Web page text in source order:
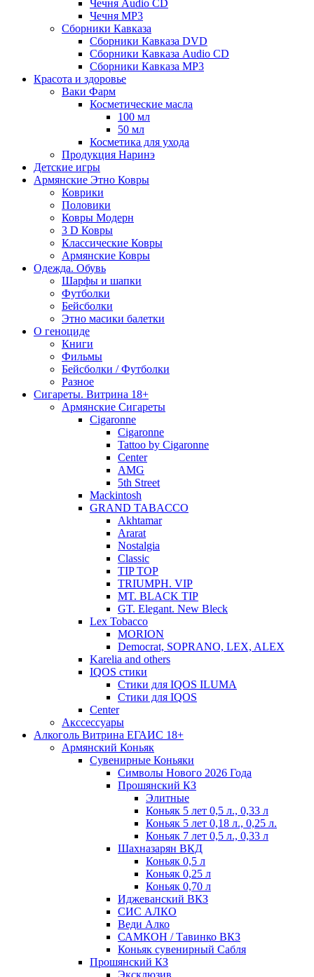
Чечня Audio CD
Чечня MP3
Сборники Кавказа
Сборники Кавказа DVD
Сборники Кавказа Audio CD
Сборники Кавказа MP3
Красота и здоровье
Ваки Фарм
Косметические масла
100 мл
50 мл
Косметика для ухода
Продукция Наринэ
Детские игры
Армянские Этно Ковры
Коврики
Половики
Ковры Модерн
3 D Ковры
Классические Ковры
Армянские Ковры
Одежда. Обувь
Шарфы и шапки
Футболки
Бейсболки
Этно масики балетки
О геноциде
Книги
Фильмы
Бейсболки / Футболки
Разное
Сигареты. Витрина 18+
Армянские Сигареты
Cigaronne
Cigaronne
Tattoo by Cigaronne
Center
AMG
5th Street
Mackintosh
GRAND TABACCO
Akhtamar
Ararat
Nostalgia
Classic
TIP TOP
TRIUMPH. VIP
MT. BLACK TIP
GT. Elegant. New Bleck
Lex Tobacco
MORION
Democrat, SOPRANO, LEX, ALEX
Karelia and others
IQOS стики
Стики для IQOS ILUMA
Стики для IQOS
Сenter
Акссессуары
Алкоголь Витрина ЕГАИС 18+
Армянский Коньяк
Сувенирные Коньяки
Символы Нового 2026 Года
Прошянский КЗ
Элитные
Коньяк 5 лет 0,5 л., 0,33 л
Коньяк 5 лет 0,18 л., 0,25 л.
Коньяк 7 лет 0,5 л., 0,33 л
Шахназарян ВКД
Коньяк 0,5 л
Коньяк 0,25 л
Коньяк 0,70 л
Иджеванский ВКЗ
СИС АЛКО
Веди Алко
САМКОН / Тавинко ВКЗ
Коньяк сувенирный Сабля
Прошянский КЗ
Эксклюзив